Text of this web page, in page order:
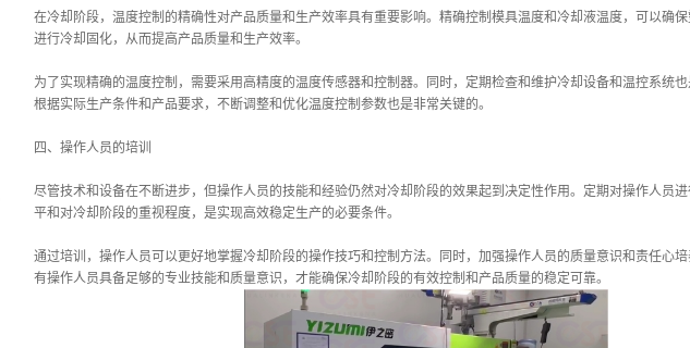
在冷却阶段，温度控制的精确性对产品质量和生产效率具有重要影响。精确控制模具温度和冷却液温度，可以确
进行冷却固化，从而提高产品质量和生产效率。
为了实现精确的温度控制，需要采用高精度的温度传感器和控制器。同时，定期检查和维护冷却设备和温控系统也
根据实际生产条件和产品要求，不断调整和优化温度控制参数也是非常关键的。
四、操作人员的培训
尽管技术和设备在不断进步，但操作人员的技能和经验仍然对冷却阶段的效果起到决定性作用。定期对操作人员
平和对冷却阶段的重视程度，是实现高效稳定生产的必要条件。
通过培训，操作人员可以更好地掌握冷却阶段的操作技巧和控制方法。同时，加强操作人员的质量意识和责任心
有操作人员具备足够的专业技能和质量意识，才能确保冷却阶段的有效控制和产品质量的稳定可靠。